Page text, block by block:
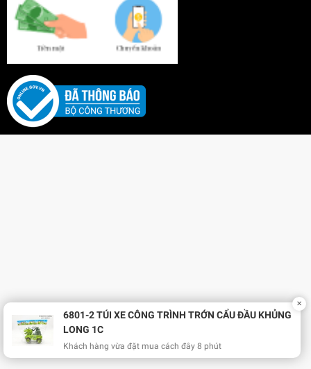
6801-2 TÚI XE CÔNG TRÌNH TRỚN CẨU ĐẦU KHỦNG
LONG 1C
Khách hàng vừa đặt mua cách đây 8 phút
✕